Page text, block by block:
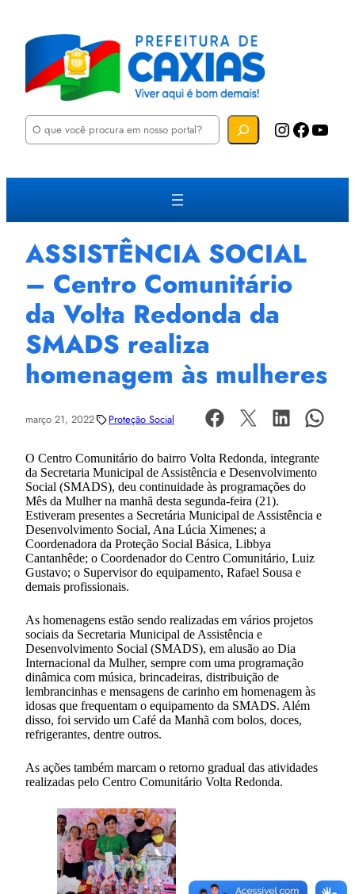
P
u
a
Instagram Facebook YouTube
ASSISTÊNCIA SOCIAL
– Centro Comunitário
da Volta Redonda da
SMADS realiza
homenagem às mulheres
março 21, 2022 Proteção Social
O Centro Comunitário do bairro Volta Redonda, integrante
da Secretaria Municipal de Assistência e Desenvolvimento
Social (SMADS), deu continuidade às programações do
Mês da Mulher na manhã desta segunda-feira (21).
Estiveram presentes a Secretária Municipal de Assistência e
Desenvolvimento Social, Ana Lúcia Ximenes; a
Coordenadora da Proteção Social Básica, Libbya
Cantanhêde; o Coordenador do Centro Comunitário, Luiz
Gustavo; o Supervisor do equipamento, Rafael Sousa e
demais profissionais.
As homenagens estão sendo realizadas em vários projetos
sociais da Secretaria Municipal de Assistência e
Desenvolvimento Social (SMADS), em alusão ao Dia
Internacional da Mulher, sempre com uma programação
dinâmica com música, brincadeiras, distribuição de
lembrancinhas e mensagens de carinho em homenagem às
idosas que frequentam o equipamento da SMADS. Além
disso, foi servido um Café da Manhã com bolos, doces,
refrigerantes, dentre outros.
As ações também marcam o retorno gradual das atividades
realizadas pelo Centro Comunitário Volta Redonda.